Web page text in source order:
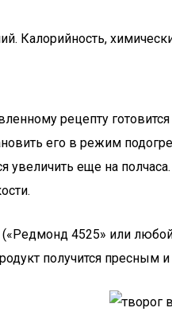
Калорийность,
рецепту
его в режим
еще на
(«Редмонд 4525» или
получится пресным